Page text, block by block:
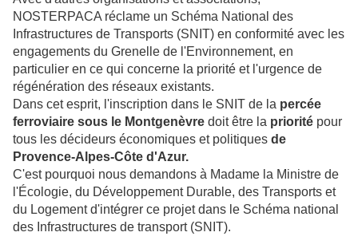
NOSTERPACA réclame un Schéma National des
Infrastructures de Transports (SNIT) en conformité avec les
engagements du Grenelle de l'Environnement, en
particulier en ce qui concerne la priorité et l'urgence de
régénération des réseaux existants.
Dans cet esprit, l'inscription dans le SNIT de la percée
ferroviaire sous le Montgenèvre doit être la priorité pour
tous les décideurs économiques et politiques de
Provence-Alpes-Côte d'Azur.
C'est pourquoi nous demandons à Madame la Ministre de
l'Écologie, du Développement Durable, des Transports et
du Logement d'intégrer ce projet dans le Schéma national
des Infrastructures de transport (SNIT).